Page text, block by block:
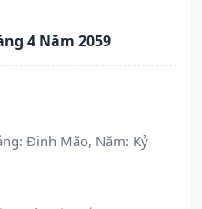
4 Năm 2059
Đinh Mão, Năm: Kỷ